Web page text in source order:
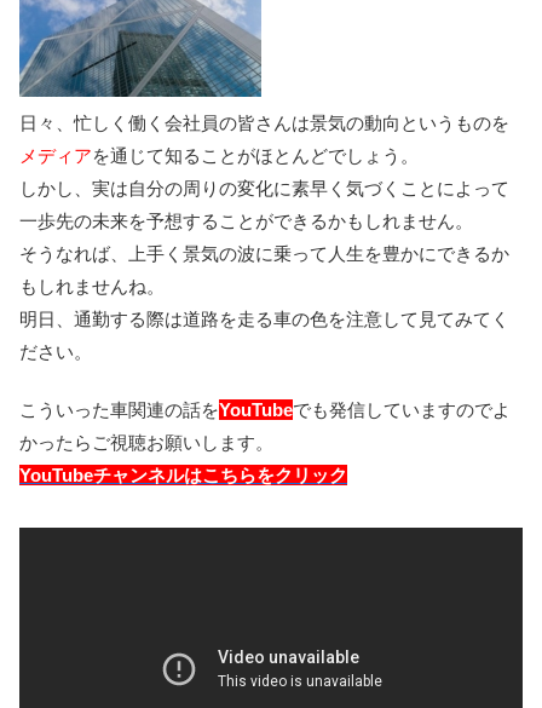
日々、忙しく働く会社員の皆さんは景気の動向というものを
メディアを通じて知ることがほとんどでしょう。
しかし、実は自分の周りの変化に素早く気づくことによって
一歩先の未来を予想することができるかもしれません。
そうなれば、上手く景気の波に乗って人生を豊かにできるか
もしれませんね。
明日、通勤する際は道路を走る車の色を注意して見てみてく
ださい。
こういった車関連の話をYouTubeでも発信していますのでよ
かったらご視聴お願いします。
YouTubeチャンネルはこちらをクリック